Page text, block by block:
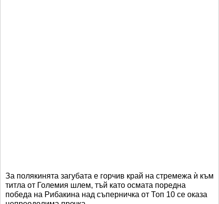
За полякинята загубата е горчив край на стремежа ѝ към
титла от Големия шлем, тъй като осмата поредна
победа на Рибакина над съперничка от Топ 10 се оказа